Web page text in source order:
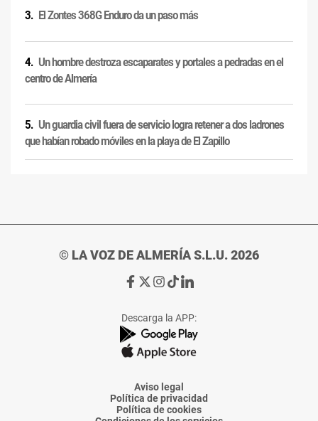
El Zontes 368G Enduro da un paso más
Un hombre destroza escaparates y portales a pedradas en el
centro de Almería
Un guardia civil fuera de servicio logra retener a dos ladrones
que habían robado móviles en la playa de El Zapillo
© LA VOZ DE ALMERÍA S.L.U. 2026
Ir
de
La
Voz
Almería
Ir
de
La
Voz
Almería
Ir
de
La
Voz
Almería
Ir
de
La
Voz
Almería
Ir
de
La
Voz
Descarga la APP:
Aviso legal
Política de privacidad
Política de cookies